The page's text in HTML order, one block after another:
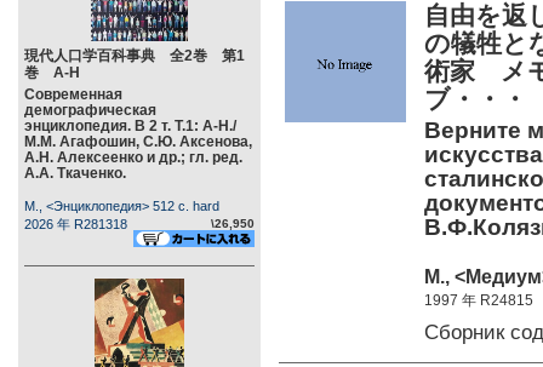
現代人口学百科事典 全2巻 第1
巻 А-Н
Современная
демографическая
энциклопедия. В 2 т. Т.1: А-Н./
М.М. Агафошин, С.Ю. Аксенова,
А.Н. Алексеенко и др.; гл. ред.
А.А. Ткаченко.
М., <Энциклопедия> 512 c. hard
2026 年 R281318
\26,950
自由を
の犠牲と
術家 メ
ブ・・・
Верните
М.,
1997 年 R24815
Сборник